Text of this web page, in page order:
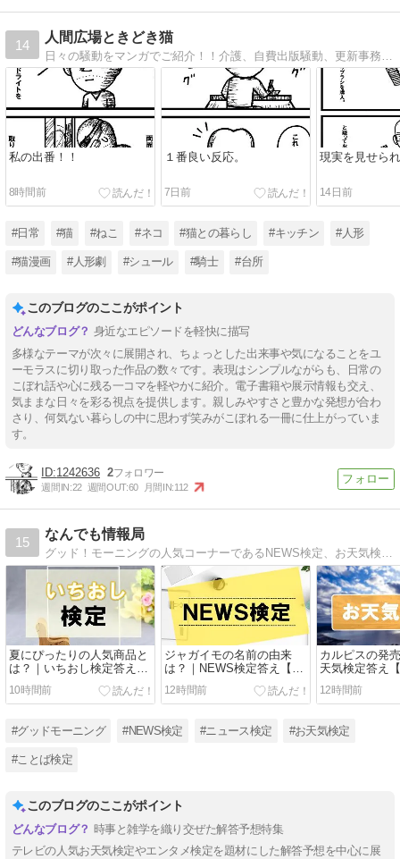
14
人間広場ときどき猫
私の出番！！
8時間前
１番良い反応。
7日前
現実を見せら
14日前
#日常 #猫 #ねこ #ネコ #猫との暮らし #キッチン #人形
#猫漫画 #人形劇 #シュール #騎士 #台所
このブログのここがポイント
身近なエピソードを軽快に描写
多様なテーマが次々に展開され、ちょっとした出来事や気になることをユ
ーモラスに切り取った作品の数々です。表現はシンプルながらも、日常の
こぼれ話や心に残る一コマを軽やかに紹介。電子書籍や展示情報も交え、
気ままな日々を彩る視点を提供します。親しみやすさと豊かな発想が合わ
さり、何気ない暮らしの中に思わず笑みがこぼれる一冊に仕上がっていま
す。
1242636 2
週間IN:22 週間OUT:60 月間IN:112
15
なんでも情報局
グッド！モーニングの人気コーナーであるNEWS検定、お天気検定、エンタメ検定、ことば検定を追っています。
夏にぴったりの人気商品と
は？｜いちおし検定答え
【リアルタイム】
10時間前
ジャガイモの名前の由来
は？｜NEWS検定答え【リ
アルタイム】
12時間前
カルピスの発
天気検定答え
ム】
12時間前
#グッドモーニング #NEWS検定 #ニュース検定 #お天気検定
#ことば検定
このブログのここがポイント
時事と雑学を織り交ぜた解答予想特集
テレビの人気お天気検定やエンタメ検定を題材にした解答予想を中心に展